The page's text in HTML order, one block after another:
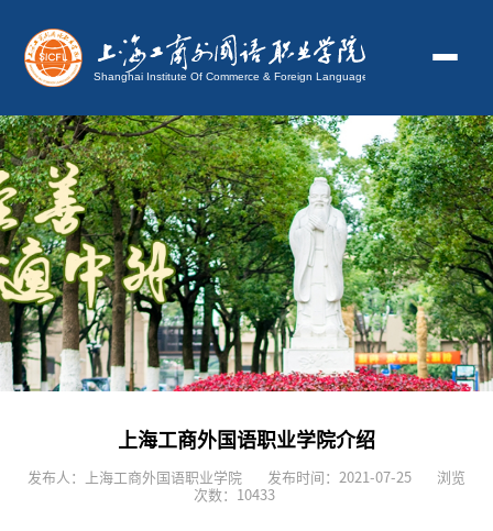
上海工商外国语职业学院介绍
发布人：上海工商外国语职业学院 发布时间：2021-07-25
浏览
次数：
10433